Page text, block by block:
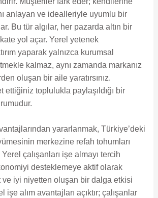
anlayan ve idealleriyle uyumlu bir
Bu tür algılar, her pazarda altın bir
yol açar. Yerel yetenek
yaparak yalnızca kurumsal
kalmaz, aynı zamanda markanız
oluşan bir aile yaratırsınız.
ettiğiniz toplulukla paylaşıldığı bir
yararlanmak, Türkiye’deki
merkezine refah tohumları
çalışanları işe almayı tercih
desteklemeye aktif olarak
ve iyi niyetten oluşan bir dalga etkisi
işe alım avantajları açıktır; çalışanlar